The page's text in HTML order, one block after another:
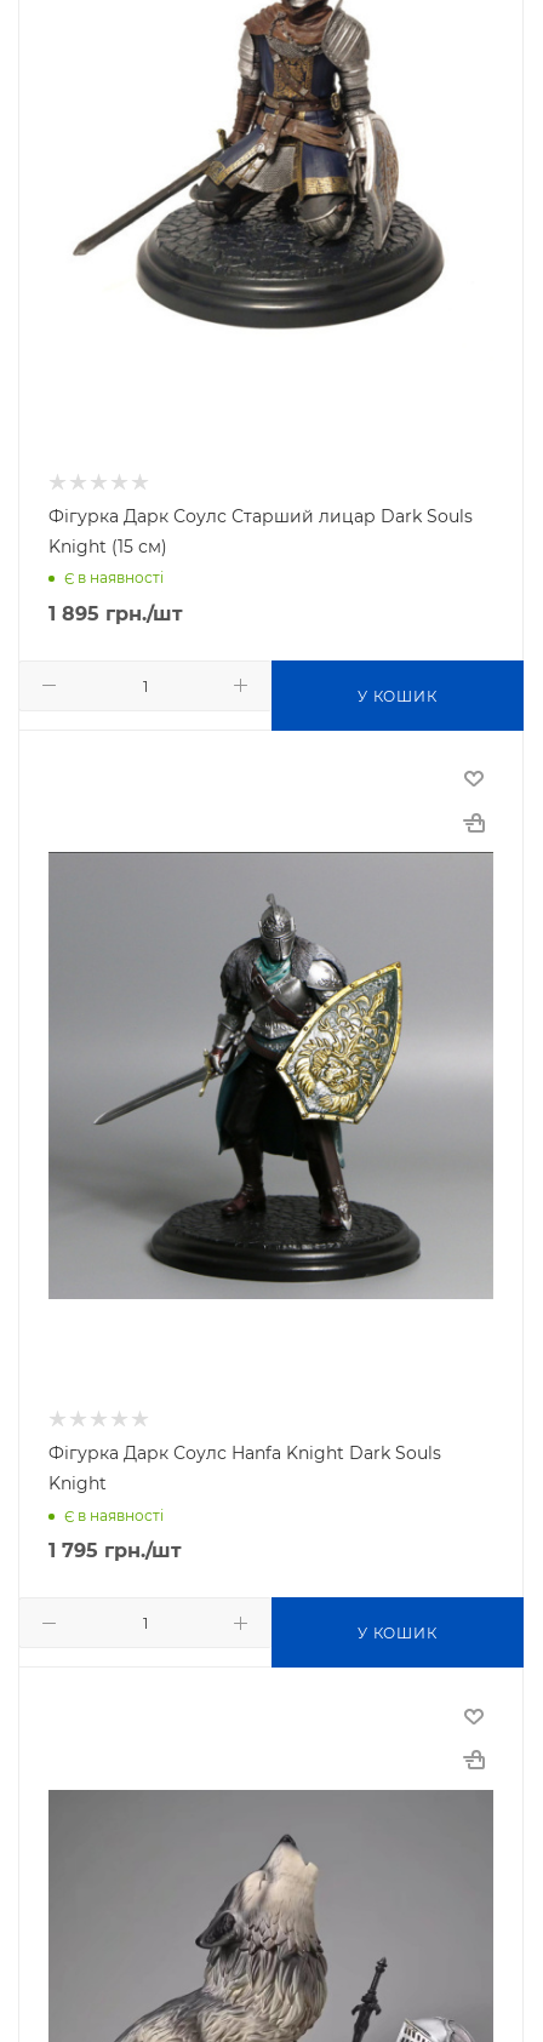
Фігурка Дарк Соулс Старший лицар Dark Souls
Knight (15 см)
Є в наявності
1 895 грн./шт
У КОШИК
Фігурка Дарк Соулс Hanfa Knight Dark Souls
Knight
Є в наявності
1 795 грн./шт
У КОШИК